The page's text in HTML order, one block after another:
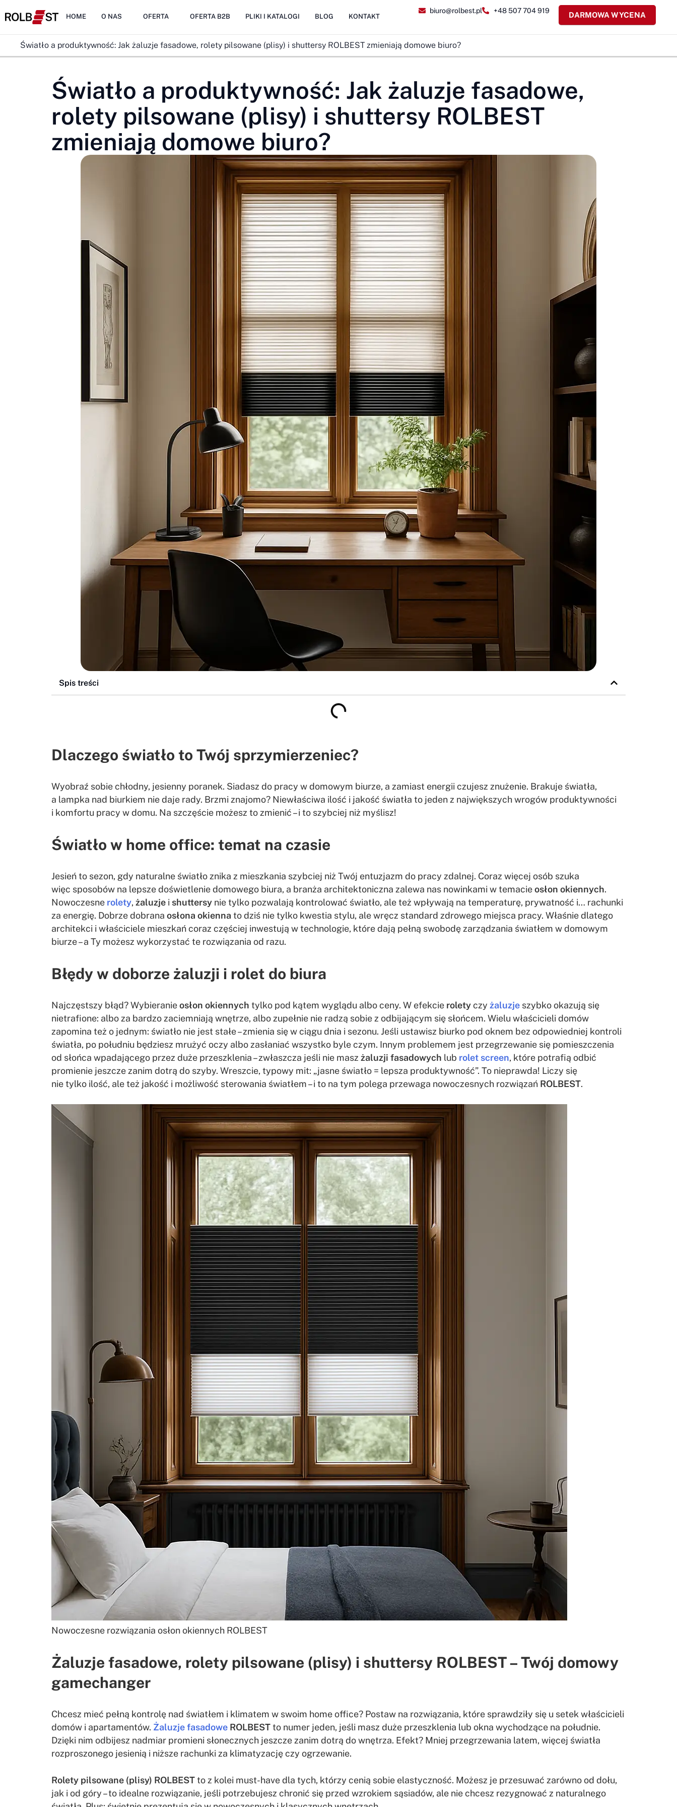
HOME O NAS OFERTA OFERTA B2B PLIKI I KATALOGI BLOG KONTAKT DARMOWA WYCENA
biuro@rolbest.pl +48 507 704 919
Światło a produktywność: Jak żaluzje fasadowe, rolety pilsowane (plisy) i shuttersy ROLBEST zmieniają domowe biuro?
Światło a produktywność: Jak żaluzje fasadowe,
rolety pilsowane (plisy) i shuttersy ROLBEST
zmieniają domowe biuro?
Spis treści
Dlaczego światło to Twój sprzymierzeniec?
Wyobraź sobie chłodny, jesienny poranek. Siadasz do pracy w domowym biurze, a zamiast energii czujesz znużenie. Brakuje światła,
a lampka nad biurkiem nie daje rady. Brzmi znajomo? Niewłaściwa ilość i jakość światła to jeden z największych wrogów produktywności
i komfortu pracy w domu. Na szczęście możesz to zmienić – i to szybciej niż myślisz!
Światło w home office: temat na czasie
Jesień to sezon, gdy naturalne światło znika z mieszkania szybciej niż Twój entuzjazm do pracy zdalnej. Coraz więcej osób szuka
więc sposobów na lepsze doświetlenie domowego biura, a branża architektoniczna zalewa nas nowinkami w temacieosłon okiennych.
Nowoczesne rolety, żaluzje i shuttersy nie tylko pozwalają kontrolować światło, ale też wpływają na temperaturę, prywatność i… rachunki
za energię. Dobrze dobrana osłona okienna to dziś nie tylko kwestia stylu, ale wręcz standard zdrowego miejsca pracy. Właśnie dlatego
architekci i właściciele mieszkań coraz częściej inwestują w technologie, które dają pełną swobodę zarządzania światłem w domowym
biurze – a Ty możesz wykorzystać te rozwiązania od razu.
Błędy w doborze żaluzji i rolet do biura
Najczęstszy błąd? Wybieranieosłon okiennych tylko pod kątem wyglądu albo ceny. W efekcie roletyczy żaluzje szybko okazują się
nietrafione: albo za bardzo zaciemniają wnętrze, albo zupełnie nie radzą sobie z odbijającym się słońcem. Wielu właścicieli domów
zapomina też o jednym: światło nie jest stałe – zmienia się w ciągu dnia i sezonu. Jeśli ustawisz biurko pod oknem bez odpowiedniej kontroli
światła, po południu będziesz mrużyć oczy albo zasłaniać wszystko byle czym. Innym problemem jest przegrzewanie się pomieszczenia
od słońca wpadającego przez duże przeszklenia – zwłaszcza jeśli nie masz żaluzji fasadowych lub rolet screen, które potrafią odbić
promienie jeszcze zanim dotrą do szyby. Wreszcie, typowy mit: „jasne światło = lepsza produktywność”. To nieprawda! Liczy się
nie tylko ilość, ale też jakość i możliwość sterowania światłem – i to na tym polega przewaga nowoczesnych rozwiązań ROLBEST.
Nowoczesne rozwiązania osłon okiennych ROLBEST
Żaluzje fasadowe, rolety pilsowane (plisy) i shuttersy ROLBEST – Twój domowy
gamechanger
Chcesz mieć pełną kontrolę nad światłem i klimatem w swoim home office? Postaw na rozwiązania, które sprawdziły się u setek właścicieli
domów i apartamentów. Żaluzje fasadowe ROLBESTto numer jeden, jeśli masz duże przeszklenia lub okna wychodzące na południe.
Dzięki nim odbijesz nadmiar promieni słonecznych jeszcze zanim dotrą do wnętrza. Efekt? Mniej przegrzewania latem, więcej światła
rozproszonego jesienią i niższe rachunki za klimatyzację czy ogrzewanie.
Rolety pilsowane (plisy) ROLBESTto z kolei must-have dla tych, którzy cenią sobie elastyczność. Możesz je przesuwać zarówno od dołu,
jak i od góry – to idealne rozwiązanie, jeśli potrzebujesz chronić się przed wzrokiem sąsiadów, ale nie chcesz rezygnować z naturalnego